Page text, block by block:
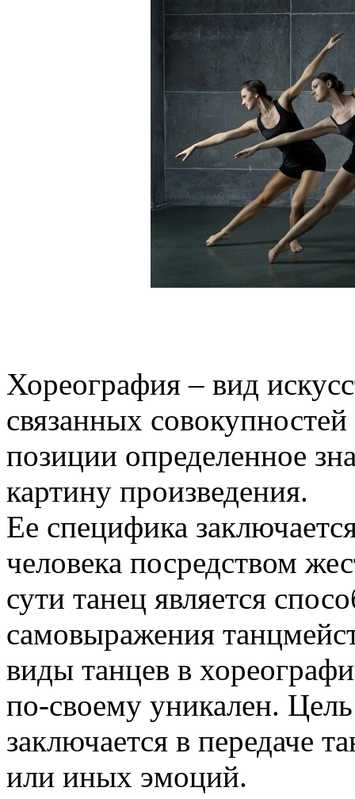
Хореография – вид
связанных
позиции определенное
картину произведения.
Ее специфика
человека посредством
сути танец является
самовыражения
виды танцев в
по-своему уникален.
заключается в передаче
или иных эмоций.